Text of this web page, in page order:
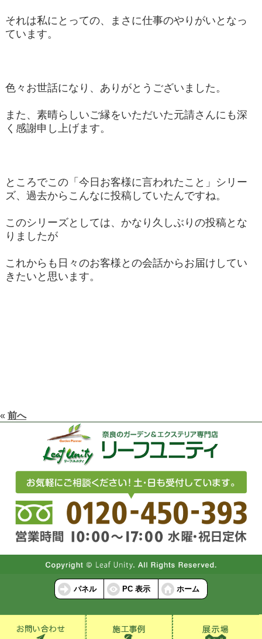
それは私にとっての、まさに仕事のやりがいとなっ
ています。
色々お世話になり、ありがとうございました。
また、素晴らしいご縁をいただいた元請さんにも深
く感謝申し上げます。
ところでこの「今日お客様に言われたこと」シリー
ズ、過去からこんなに投稿していたんですね。
このシリーズとしては、かなり久しぶりの投稿とな
りましたが
これからも日々のお客様との会話からお届けしてい
きたいと思います。
« 前へ
パネル PC 表示 ホーム